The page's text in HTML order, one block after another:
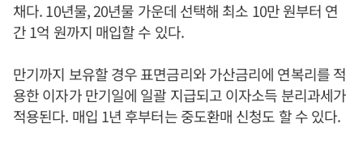
채다. 10년물, 20년물 가운데 선택해 최소 10만 원부터 연
간 1억 원까지 매입할 수 있다.
만기까지 보유할 경우 표면금리와 가산금리에 연복리를 적
용한 이자가 만기일에 일괄 지급되고 이자소득 분리과세가
적용된다. 매입 1년 후부터는 중도환매 신청도 할 수 있다.